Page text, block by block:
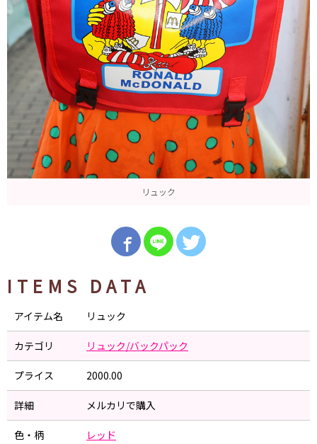
リュック
ITEMS DATA
アイテム名 リュック
カテゴリ リュック/バックパック
プライス 2000.00
詳細 メルカリで購入
色・柄 レッド